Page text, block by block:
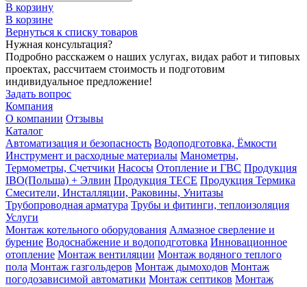
В корзину
В корзине
Вернуться к списку товаров
Нужная консультация?
Подробно расскажем о наших услугах, видах работ и типовых
проектах, рассчитаем стоимость и подготовим
индивидуальное предложение!
Задать вопрос
Компания
О компании Отзывы
Каталог
Автоматизация и безопасность Водоподготовка, Ёмкости
Инструмент и расходные материалы Манометры,
Термометры, Счетчики Насосы Отопление и ГВС Продукция
IBO(Польша) + Элвин Продукция TECE Продукция Термика
Смесители, Инсталляции, Раковины, Унитазы
Трубопроводная арматура Трубы и фитинги, теплоизоляция
Услуги
Монтаж котельного оборудования Алмазное сверление и
бурение Водоснабжение и водоподготовка Инновационное
отопление Монтаж вентиляции Монтаж водяного теплого
пола Монтаж газгольдеров Монтаж дымоходов Монтаж
погодозависимой автоматики Монтаж септиков Монтаж